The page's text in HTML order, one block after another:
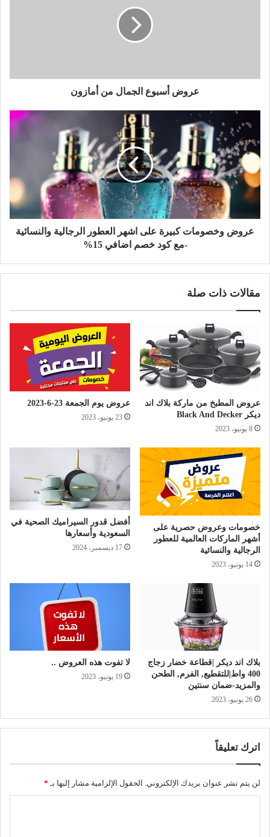
عروض أسبوع الجمال من أمازون
عروض وخصومات كبيرة على اشهر العطور الرجالية والنسائية
-مع كود خصم اضافي 15%
مقالات ذات صلة
عروض المطبخ من ماركة بلاك اند
ديكر Black And Decker
8 يونيو، 2023
عروض يوم الجمعة 23-6-2023
23 يونيو، 2023
خصومات وعروض حصرية على
أشهر الماركات العالمية للعطور
الرجالية والنسائية
14 يونيو، 2023
أفضل قدور السيراميك الصحية في
السعودية وأسعارها
17 ديسمبر، 2024
بلاك اند ديكر |قطاعة خضار زجاج
400 واط|للتقطيع, الفرم, الطحن
والمزيد-ضمان سنتين
26 يونيو، 2023
لا تفوت هذه العروض ..
19 يونيو، 2023
اترك تعليقاً
لن يتم نشر عنوان بريدك الإلكتروني. الحقول الإلزامية مشار إليها بـ *